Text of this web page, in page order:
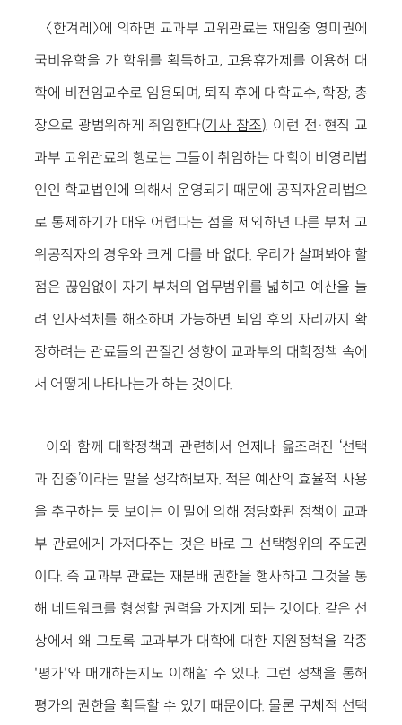
〈한겨레〉에 의하면 교과부 고위관료는 재임중 영미권에
국비유학을 가 학위를 획득하고, 고용휴가제를 이용해 대
학에 비전임교수로 임용되며, 퇴직 후에 대학교수, 학장, 총
장으로 광범위하게 취임한다(기사 참조). 이런 전·현직 교
과부 고위관료의 행로는 그들이 취임하는 대학이 비영리법
인인 학교법인에 의해서 운영되기 때문에 공직자윤리법으
로 통제하기가 매우 어렵다는 점을 제외하면 다른 부처 고
위공직자의 경우와 크게 다를 바 없다. 우리가 살펴봐야 할
점은 끊임없이 자기 부처의 업무범위를 넓히고 예산을 늘
려 인사적체를 해소하며 가능하면 퇴임 후의 자리까지 확
장하려는 관료들의 끈질긴 성향이 교과부의 대학정책 속에
서 어떻게 나타나는가 하는 것이다.
이와 함께 대학정책과 관련해서 언제나 읊조려진 ‘선택
과 집중’이라는 말을 생각해보자. 적은 예산의 효율적 사용
을 추구하는 듯 보이는 이 말에 의해 정당화된 정책이 교과
부 관료에게 가져다주는 것은 바로 그 선택행위의 주도권
이다. 즉 교과부 관료는 재분배 권한을 행사하고 그것을 통
해 네트워크를 형성할 권력을 가지게 되는 것이다. 같은 선
상에서 왜 그토록 교과부가 대학에 대한 지원정책을 각종
'평가'와 매개하는지도 이해할 수 있다. 그런 정책을 통해
평가의 권한을 획득할 수 있기 때문이다. 물론 구체적 선택